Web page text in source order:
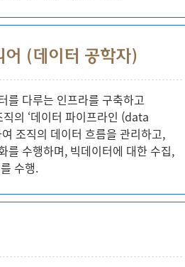
어 (데이터 공학자)
를 다루는 인프라를 구축하고
의 ‘데이터 파이프라인 (data
조직의 데이터 흐름을 관리하고,
를 수행하며, 빅데이터에 대한 수집,
수행.